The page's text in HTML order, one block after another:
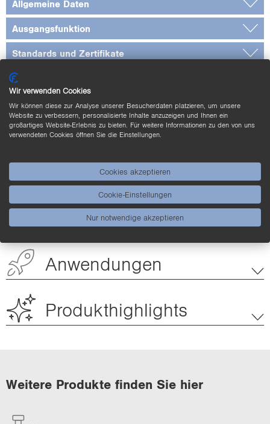
Allgemeine Daten
Ausgangsfunktion
Standards und Zertifikate
Lesefeldtabelle
Bemaßtes Bild
Ergänzende Produkte
Downloads
Anwendungen
Produkthighlights
Weitere Produkte finden Sie hier
Wir verwenden Cookies
Wir können diese zur Analyse unserer Besucherdaten platzieren, um unsere
Website zu verbessern, personalisierte Inhalte anzuzeigen und Ihnen ein
großartiges Website-Erlebnis zu bieten. Für weitere Informationen zu den von uns
verwendeten Cookies öffnen Sie die Einstellungen.
Cookies akzeptieren
Cookie-Einstellungen
Nur notwendige akzeptieren